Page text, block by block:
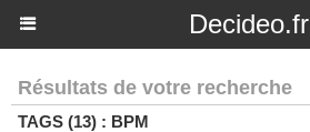
Decideo.fr
Résultats de votre recherche
TAGS (13) : BPM